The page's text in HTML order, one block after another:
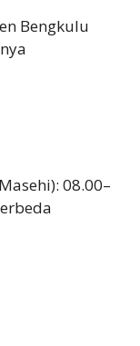
Bengkulu
08.00–